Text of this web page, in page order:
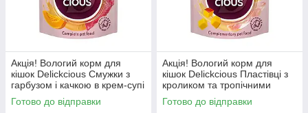
Акція! Вологий корм для
кішок Delickcious Смужки з
гарбузом і качкою в крем-супі
85 гр 12 шт
Готово до відправки
Акція! Вологий корм для
кішок Delickcious Пластівці з
кроликом та тропічними
фруктами у вершковому соусі
80 гр 12 шт
Готово до відправки